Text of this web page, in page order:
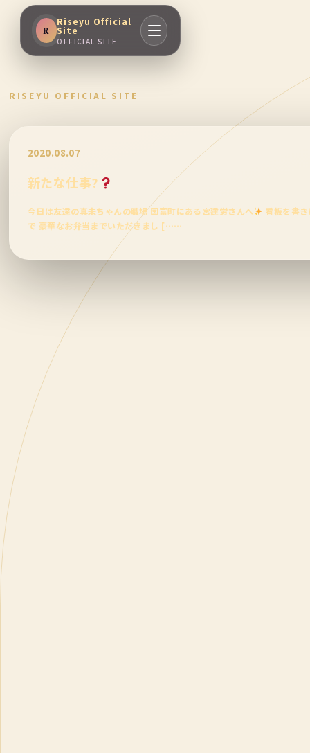
R
Riseyu Official
Site
OFFICIAL SITE
RISEYU OFFICIAL SITE
2020.08.07
新たな仕事?
今日は友達の真未ちゃんの職場 国富町にある宮建労さんへ
看板を書
で 豪華なお弁当までいただきまし [……